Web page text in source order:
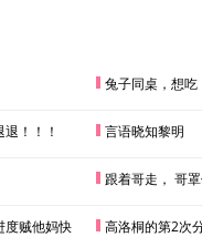
兔子同桌，想吃
！！！ 言语晓知黎明
跟着哥走， 哥
度贼他妈快 高洛桐的第2次分